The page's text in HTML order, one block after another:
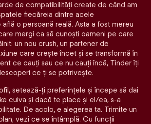
de compatibilități create de când am
fiecăreia dintre acele
o persoană reală. Asta a fost mereu
mergi ca să cunoști oameni pe care
un nou crush, un partener de
care crește încet și se transformă în
ce cauți sau ce nu cauți încă, Tinder îți
ce ți se potrivește.
setează-ți preferințele și începe să dai
cuiva și dacă te place și el/ea, s-a
De acolo, e alegerea ta. Trimite un
vezi ce se întâmplă. Cu funcții